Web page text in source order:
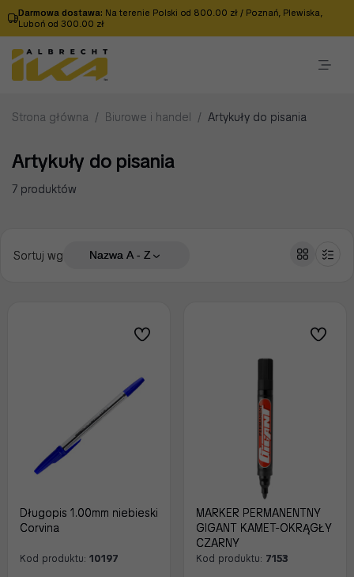
Darmowa dostawa: Na terenie Polski od 800.00 zł / Poznań, Plewiska,
Luboń od 300.00 zł
Strona główna / Biurowe i handel / Artykuły do pisania
Artykuły do pisania
7 produktów
Sortuj wg Nazwa A - Z
Długopis 1.00mm niebieski
Corvina
Kod produktu: 10197
MARKER PERMANENTNY
GIGANT KAMET-OKRĄGŁY
CZARNY
Kod produktu: 7153